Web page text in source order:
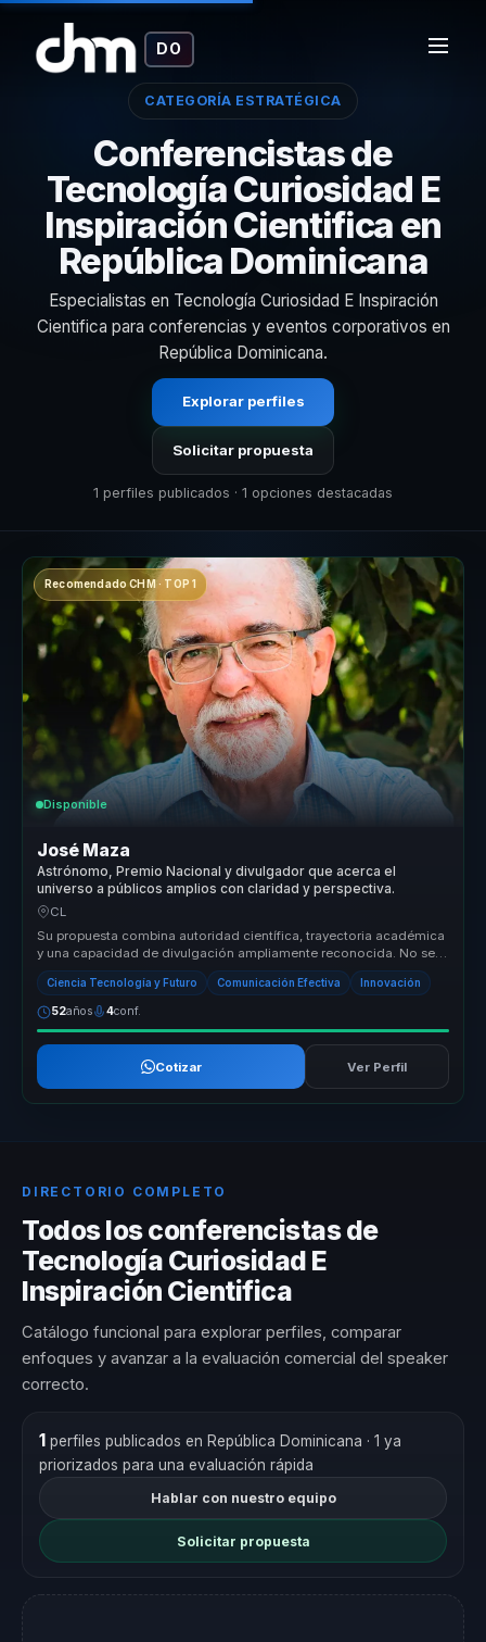
DO
CATEGORÍA ESTRATÉGICA
Conferencistas de
Tecnología Curiosidad E
Inspiración Cientifica en
República Dominicana
Especialistas en Tecnología Curiosidad E Inspiración
Cientifica para conferencias y eventos corporativos en
República Dominicana.
Explorar perfiles
Solicitar propuesta
1 perfiles publicados · 1 opciones destacadas
Recomendado CHM · TOP 1
Disponible
José Maza
Astrónomo, Premio Nacional y divulgador que acerca el
universo a públicos amplios con claridad y perspectiva.
CL
Su propuesta combina autoridad científica, trayectoria académica
y una capacidad de divulgación ampliamente reconocida. No se
presenta co...
Ciencia Tecnología y Futuro Comunicación Efectiva Innovación
52años 4conf.
Cotizar Ver Perfil
DIRECTORIO COMPLETO
Todos los conferencistas de
Tecnología Curiosidad E
Inspiración Cientifica
Catálogo funcional para explorar perfiles, comparar
enfoques y avanzar a la evaluación comercial del speaker
correcto.
1 perfiles publicados en República Dominicana · 1 ya
priorizados para una evaluación rápida
Hablar con nuestro equipo
Solicitar propuesta